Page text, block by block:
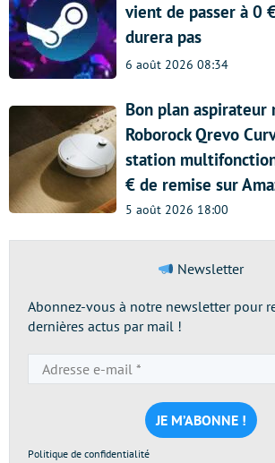
vient de passer à 0
durera pas
6 août 2026 08:34
Bon plan aspirateur
Roborock Qrevo
station
€ de remise sur
5 août 2026 18:00
Newsletter
Abonnez-vous à notre newsletter pour
dernières actus par mail !
e-
mail
*
Politique de confidentialité